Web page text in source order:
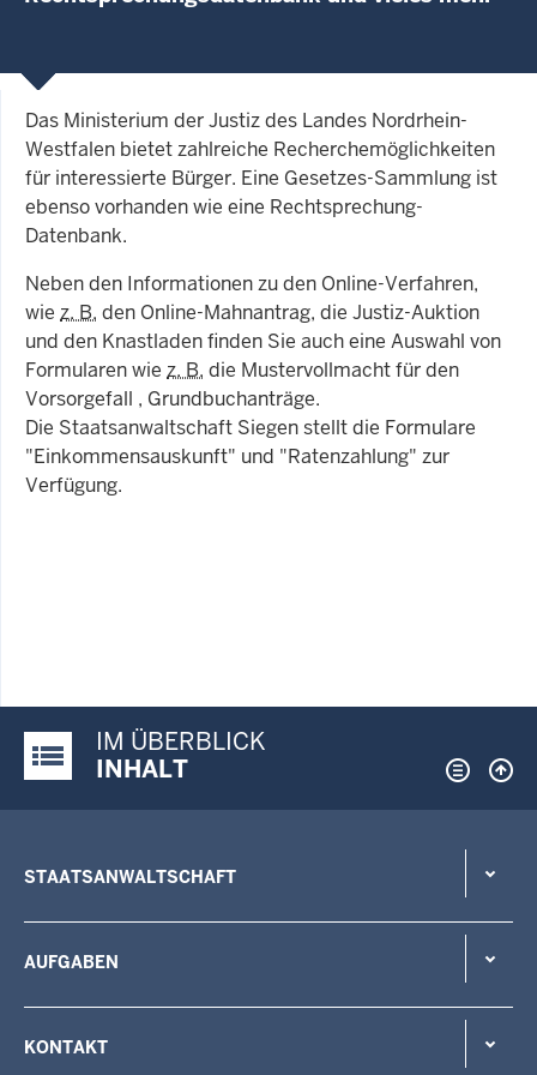
Das Ministerium der Justiz des Landes Nordrhein-
Westfalen bietet zahlreiche Recherchemöglichkeiten
für interessierte Bürger. Eine Gesetzes-Sammlung ist
ebenso vorhanden wie eine Rechtsprechung-
Datenbank.
Neben den Informationen zu den Online-Verfahren,
wie z. B. den Online-Mahnantrag, die Justiz-Auktion
und den Knastladen finden Sie auch eine Auswahl von
Formularen wie z. B. die Mustervollmacht für den
Vorsorgefall , Grundbuchanträge.
Die Staatsanwaltschaft Siegen stellt die Formulare
"Einkommensauskunft" und "Ratenzahlung" zur
Verfügung.
Justiz-Portal im Überblick:
IM ÜBERBLICK
INHALT
STAATSANWALTSCHAFT
AUFGABEN
KONTAKT